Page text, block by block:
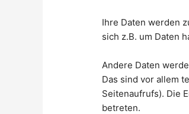
Ihre Daten werden
sich z.B. um Daten
Andere Daten
Das sind vor allem
Seitenaufrufs). Die
betreten.